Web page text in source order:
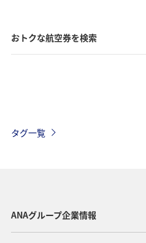
おトクな航空券を検索
タグ一覧
ANAグループ企業情報